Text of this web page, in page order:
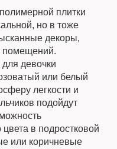
плитки
но в тоже
декоры,
помещений.
девочки
или белый
легкости и
подойдут
в подростковой
или коричневые